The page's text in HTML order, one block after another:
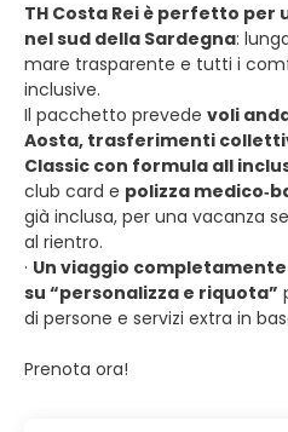
TH Costa Rei è perfetto
nel sud della Sardegna:
mare trasparente e tutti i
inclusive.
Il pacchetto prevede voli
Aosta, trasferimenti
Classic con formula all
club card e polizza
già inclusa, per una vacanza
al rientro.
· Un viaggio
su “personalizza e riquota”
di persone e servizi extra in
Prenota ora!